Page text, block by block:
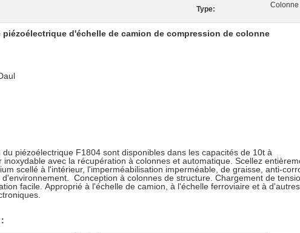
Type: Colonne
piézoélectrique d'échelle de camion de compression de colonne
piézoélectrique F1804 sont disponibles dans les capacités de 10t à
inoxydable avec la récupération à colonnes et automatique. Scellez
scellé à l'intérieur, l'imperméabilisation imperméable, de graisse, anti-
Conception à colonnes de structure. Chargement de
facile. Approprié à l'échelle de camion, à l'échelle ferroviaire et à d'autres